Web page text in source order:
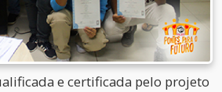
e certificada pelo projeto